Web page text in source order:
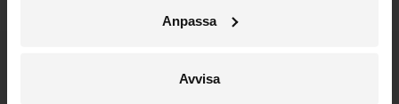
Anpassa
Avvisa